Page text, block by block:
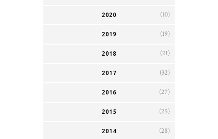
2020 (10)
2019 (19)
2018 (21)
2017 (32)
2016 (27)
2015 (25)
2014 (28)